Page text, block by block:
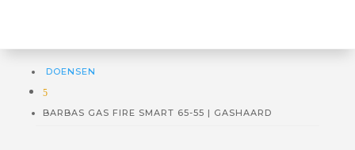
DOENSEN
5
BARBAS GAS FIRE SMART 65-55 | GASHAARD